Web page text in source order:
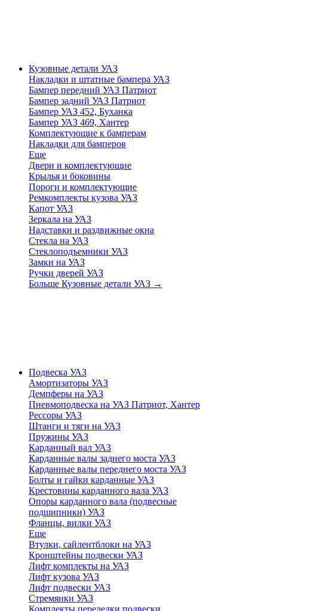
Кузовные детали УАЗ
Накладки и штатные бампера УАЗ
Бампер передний УАЗ Патриот
Бампер задний УАЗ Патриот
Бампер УАЗ 452, Буханка
Бампер УАЗ 469, Хантер
Комплектующие к бамперам
Накладки для бамперов
Еще
Двери и комплектующие
Крылья и боковины
Пороги и комплектующие
Ремкомплекты кузова УАЗ
Капот УАЗ
Зеркала на УАЗ
Надставки и раздвижные окна
Стекла на УАЗ
Стеклоподъемники УАЗ
Замки на УАЗ
Ручки дверей УАЗ
Больше Кузовные детали УАЗ →
Подвеска УАЗ
Амортизаторы УАЗ
Демпферы на УАЗ
Пневмоподвеска на УАЗ Патриот, Хантер
Рессоры УАЗ
Штанги и тяги на УАЗ
Пружины УАЗ
Карданный вал УАЗ
Карданные валы заднего моста УАЗ
Карданные валы переднего моста УАЗ
Болты и гайки карданные УАЗ
Крестовины карданного вала УАЗ
Опоры карданного вала (подвесные
подшипники) УАЗ
Фланцы, вилки УАЗ
Еще
Втулки, сайлентблоки на УАЗ
Кронштейны подвески УАЗ
Лифт комплекты на УАЗ
Лифт кузова УАЗ
Лифт подвески УАЗ
Стремянки УАЗ
Комплекты переделки подвески